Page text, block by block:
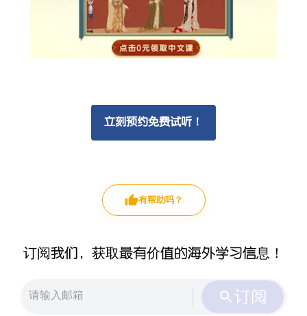
立刻预约免费试听！
有帮助吗？
订阅我们，获取最有价值的海外学习信息！
订阅